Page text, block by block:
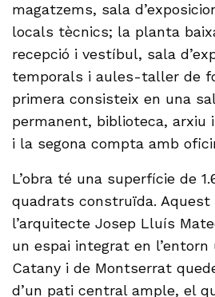
magatzems, sala
locals tècnics; la planta
recepció i vestíbul, sala
temporals i aules-taller de
primera consisteix en una
permanent, biblioteca, arxiu
i la segona compta amb
L’obra té una superfície de
quadrats construïda. Aquest
l’arquitecte Josep Lluís
un espai integrat en l’entorn
Catany i de Montserrat
d’un pati central ample, el